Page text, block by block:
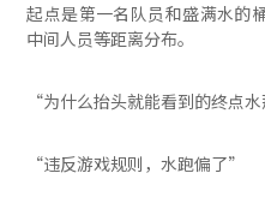
起点是第一名队员和盛满水的
中间人员等距离分布。
“为什么抬头就能看到的终点
“违反游戏规则，水跑偏了”